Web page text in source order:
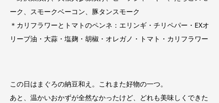
ーク、スモークベーコン、豚タンスモーク
＊カリフラワーとトマトのペンネ：エリンギ・チリペパー・EXオ
リーブ油・大蒜・塩麹・胡椒・オレガノ・トマト・カリフラワー
この日はまぐろの納豆和え。これまた好物の一つ。
あと、温かいおかずが全然なかったけど、どれも美味しくできた